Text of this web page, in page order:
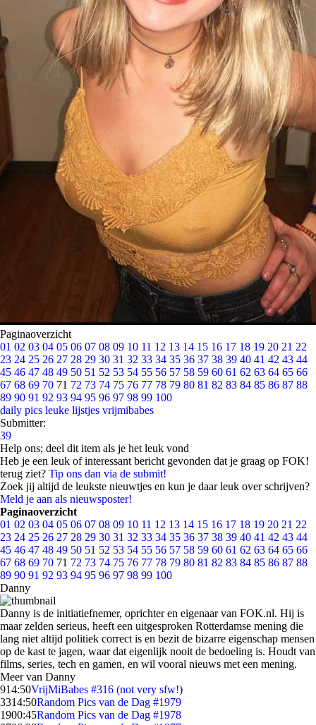
Paginaoverzicht
01 02 03 04 05 06 07 08 09 10 11 12 13 14 15 16 17 18 19 20 21 22
23 24 25 26 27 28 29 30 31 32 33 34 35 36 37 38 39 40 41 42 43 44
45 46 47 48 49 50 51 52 53 54 55 56 57 58 59 60 61 62 63 64 65 66
67 68 69 70 71 72 73 74 75 76 77 78 79 80 81 82 83 84 85 86 87 88
89 90 91 92 93 94 95 96 97 98 99 100
daily pics leuke lijstjes vrijmibabes
Submitter:
39
Help ons; deel dit item als je het leuk vond
Heb je een leuk of interessant bericht gevonden dat je graag op FOK!
terug ziet? Tip ons dan via de submit!
Zoek jij altijd de leukste nieuwtjes en kun je daar leuk over schrijven?
Meld je aan als nieuwsposter!
Paginaoverzicht
01 02 03 04 05 06 07 08 09 10 11 12 13 14 15 16 17 18 19 20 21 22
23 24 25 26 27 28 29 30 31 32 33 34 35 36 37 38 39 40 41 42 43 44
45 46 47 48 49 50 51 52 53 54 55 56 57 58 59 60 61 62 63 64 65 66
67 68 69 70 71 72 73 74 75 76 77 78 79 80 81 82 83 84 85 86 87 88
89 90 91 92 93 94 95 96 97 98 99 100
Danny
Danny is de initiatiefnemer, oprichter en eigenaar van FOK.nl. Hij is
maar zelden serieus, heeft een uitgesproken Rotterdamse mening die
lang niet altijd politiek correct is en bezit de bizarre eigenschap mensen
op de kast te jagen, waar dat eigenlijk nooit de bedoeling is. Houdt van
films, series, tech en gamen, en wil vooral nieuws met een mening.
Meer van Danny
914:50VrijMiBabes #316 (not very sfw!)
3314:50Random Pics van de Dag #1979
1900:45Random Pics van de Dag #1978